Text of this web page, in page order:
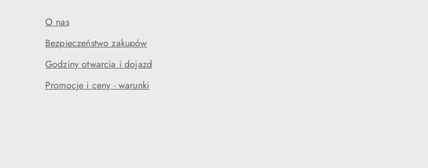
O nas
Bezpieczeństwo zakupów
Godziny otwarcia i dojazd
Promocje i ceny - warunki